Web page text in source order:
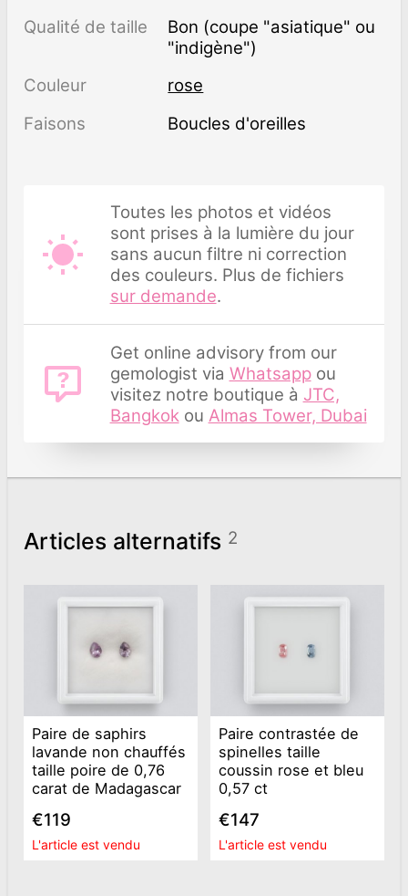
Qualité de taille
Bon (coupe "asiatique" ou
"indigène")
Couleur
rose
Faisons
Boucles d'oreilles
Toutes les photos et vidéos
sont prises à la lumière du jour
sans aucun filtre ni correction
des couleurs. Plus de fichiers
sur demande.
Get online advisory from our
gemologist via Whatsappou
visitez notre boutique à JTC,
Bangkokou Almas Tower, Dubai
Articles alternatifs 2
Paire de saphirs
lavande non chauffés
taille poire de 0,76
carat de Madagascar
€119
L'article est vendu
Paire contrastée de
spinelles taille
coussin rose et bleu
0,57 ct
€147
L'article est vendu